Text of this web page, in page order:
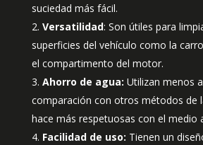
suciedad más fácil.
Versatilidad: Son útiles para
superficies del vehículo como la
el compartimento del motor.
Ahorro de agua: Utilizan menos
comparación con otros métodos de
hace más respetuosas con el medio
Facilidad de uso: Tienen un